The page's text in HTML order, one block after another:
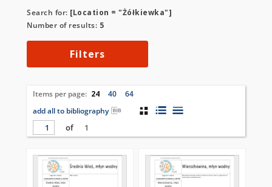
Search for: [Location = "Żółkiewka"]
Number of results: 5
Filters
Items per page: 24 40
64
add all to bibliography
of
1